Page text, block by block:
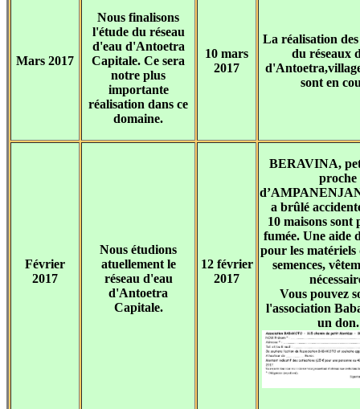
Mars 2017
Nous finalisons
l'étude du réseau
d'eau d'Antoetra
Capitale. Ce sera
notre plus
importante
réalisation dans ce
domaine.
10 mars
2017
La réalisation
du réseaux
sont en
Février
2017
Nous étudions
atuellement le
réseau d'eau
d'Antoetra
Capitale.
12 février
2017
BERAVINA,
proche
a brûlé
10 maisons sont
fumée. Une aide
pour les matériels
semences,
Vous pouvez
l'association
un don.